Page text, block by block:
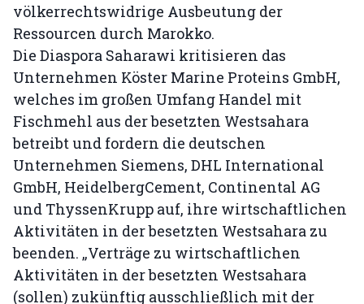
völkerrechtswidrige Ausbeutung der
Ressourcen durch Marokko.
Die Diaspora Saharawi kritisieren das
Unternehmen Köster Marine Proteins GmbH,
welches im großen Umfang Handel mit
Fischmehl aus der besetzten Westsahara
betreibt und fordern die deutschen
Unternehmen Siemens, DHL International
GmbH, HeidelbergCement, Continental AG
und ThyssenKrupp auf, ihre wirtschaftlichen
Aktivitäten in der besetzten Westsahara zu
beenden. „Verträge zu wirtschaftlichen
Aktivitäten in der besetzten Westsahara
(sollen) zukünftig ausschließlich mit der